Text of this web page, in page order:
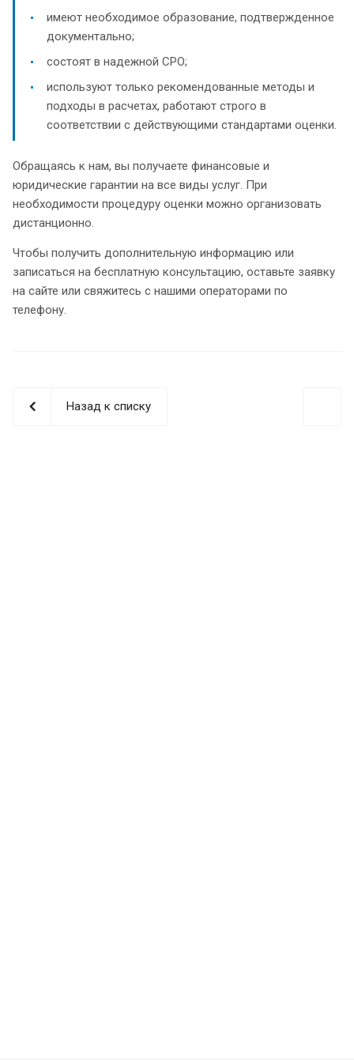
имеют необходимое образование, подтвержденное
документально;
состоят в надежной СРО;
используют только рекомендованные методы и
подходы в расчетах, работают строго в
соответствии с действующими стандартами оценки.
Обращаясь к нам, вы получаете финансовые и
юридические гарантии на все виды услуг. При
необходимости процедуру оценки можно организовать
дистанционно.
Чтобы получить дополнительную информацию или
записаться на бесплатную консультацию, оставьте заявку
на сайте или свяжитесь с нашими операторами по
телефону.
Назад к списку